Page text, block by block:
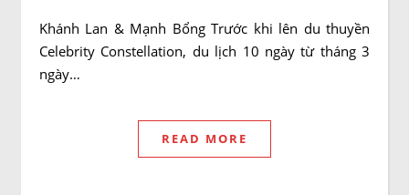
Khánh Lan & Mạnh Bổng Trước khi lên du thuyền
Celebrity Constellation, du lịch 10 ngày từ tháng 3
ngày…
READ MORE